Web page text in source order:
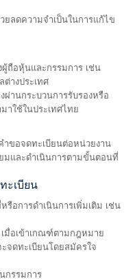
ยลดความจำเป็นในการแก้ไข
ถือหุ้นและกรรมการ เช่น
างประเทศ
ผ่านกระบวนการรับรองหรือ
าใช้ในประเทศไทย
ำขอจดทะเบียนต่อหน่วยงาน
มและดำเนินการตามขั้นตอนที่
ะเบียน
อการดำเนินการเพิ่มเติม เช่น
มื่อเข้าเกณฑ์ตามกฎหมาย
จดทะเบียนโดยสมัครใจ
กรรมการ